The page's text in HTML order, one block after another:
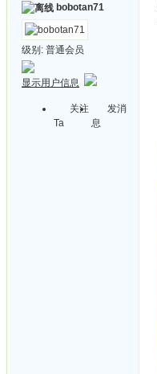
bobotan71
级别: 普通会员
显示用户信息
关注
Ta
发消
息